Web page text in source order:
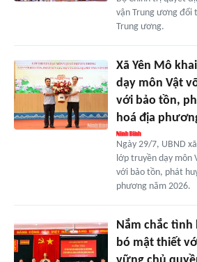
vận Trung ương đổi
Trung ương.
Xã Yên Mô
dạy môn Vật
với bảo tồn,
hoá địa
Ngày 29/7, UBND
lớp truyền dạy môn
với bảo tồn, phát
phương năm 2026.
Nắm chắc tình
bó mật thiết